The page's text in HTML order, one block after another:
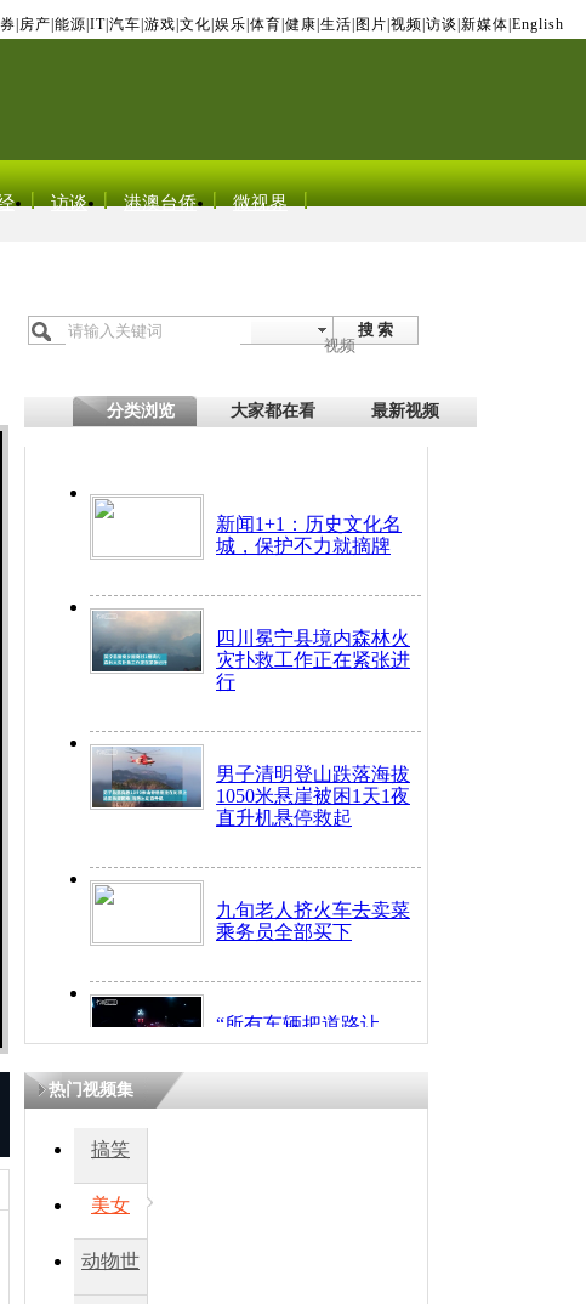
房产 能源 IT| 汽车 游戏 文化 娱乐 体育 健康 生活 图片 视频 访谈 新媒体 English
访谈 港澳台侨 微视界
搜 索
视频
分类浏览 大家都在看 最新视频
新闻1+1：历史文化名
城，保护不力就摘牌
四川冕宁县境内森林火
灾扑救工作正在紧张进
行
男子清明登山跌落海拔
1050米悬崖被困1天1夜
直升机悬停救起
九旬老人挤火车去卖菜
乘务员全部买下
“所有车辆把道路让
开！”儿童突发疾病交
热门视频集
搞笑
美女
动物世